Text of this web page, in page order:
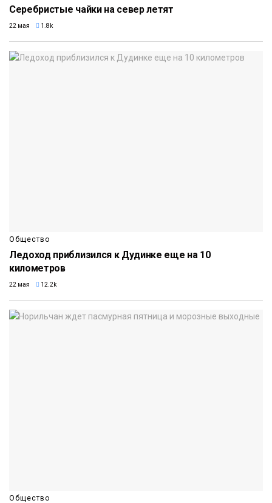
Серебристые чайки на север летят
22 мая 1.8k
Общество
Ледоход приблизился к Дудинке еще на 10
километров
22 мая 12.2k
Общество